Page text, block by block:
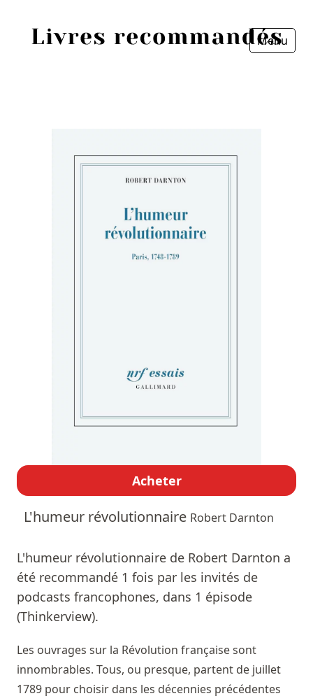
Menu
Acheter
L'humeur révolutionnaire Robert Darnton
L'humeur révolutionnaire de Robert Darnton a
été recommandé 1 fois par les invités de
podcasts francophones, dans 1 épisode
(Thinkerview).
Les ouvrages sur la Révolution française sont
innombrables. Tous, ou presque, partent de juillet
1789 pour choisir dans les décennies précédentes
Sources
Fermer